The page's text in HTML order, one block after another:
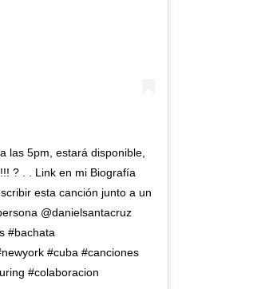
las 5pm, estará disponible,
? . . Link en mi Biografía
esta canción junto a un
@danielsantacruz
#bachata
#cuba #canciones
#colaboracion